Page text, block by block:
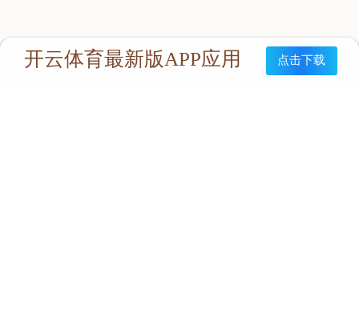
立即咨询： 联系我们